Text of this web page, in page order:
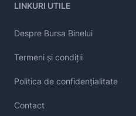
LINKURI UTILE
Despre Bursa Binelui
Termeni și condiții
Politica de confidențialitate
Contact